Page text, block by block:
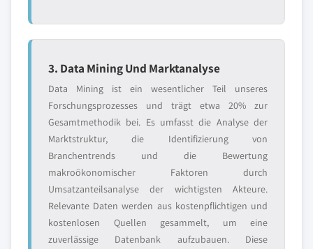
3. Data Mining Und Marktanalyse
Data Mining ist ein wesentlicher Teil unseres
Forschungsprozesses und trägt etwa 20% zur
Gesamtmethodik bei. Es umfasst die Analyse der
Marktstruktur, die Identifizierung von
Branchentrends und die Bewertung
makroökonomischer Faktoren durch
Umsatzanteilsanalyse der wichtigsten Akteure.
Relevante Daten werden aus kostenpflichtigen und
kostenlosen Quellen gesammelt, um eine
zuverlässige Datenbank aufzubauen. Diese